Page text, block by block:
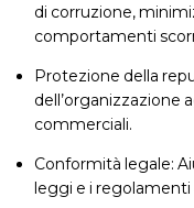
di corruzione,
comportamenti
Protezione della
dell’organizzazione
commerciali.
Conformità legale:
leggi e i